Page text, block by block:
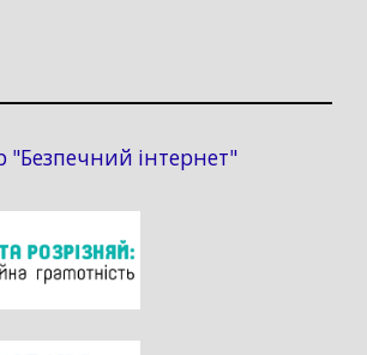
"Безпечний інтернет"